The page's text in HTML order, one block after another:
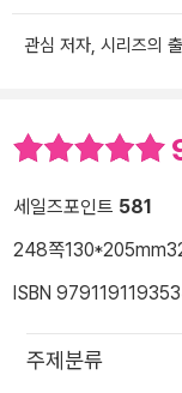
관심 저자, 시리즈의
세일즈포인트 581
248쪽130*205mm
ISBN
주제분류